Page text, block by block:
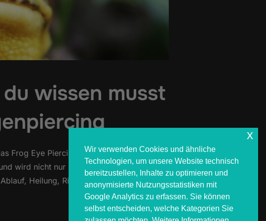
wissen musst
Frog Eye Piercing setzt nochmal einen
wird nicht nur unter Kenner:innen als Stil-
Heilung, Risiken, Pflege, Kosten und
Wir verwenden Cookies und ähnliche
Technologien, um unsere Website technisch
bereitzustellen, Inhalte zu optimieren und
anonymisierte Nutzungsstatistiken mit
Google Analytics zu erfassen. Sie können
selbst entscheiden, welche Kategorien Sie
x